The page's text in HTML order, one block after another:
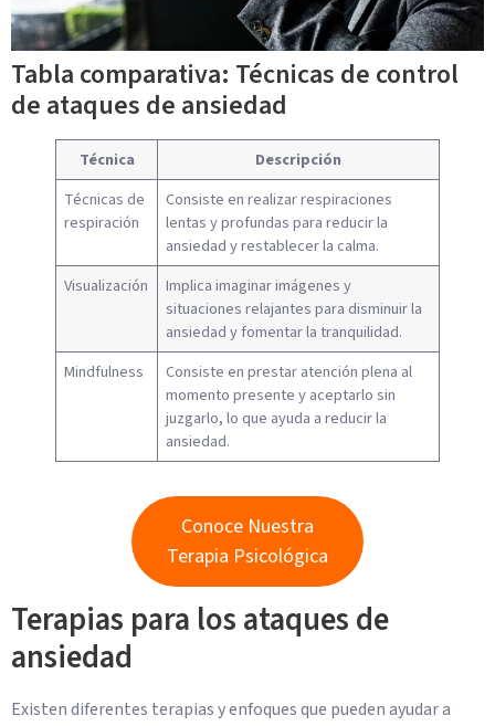
Tabla comparativa: Técnicas de control
de ataques de ansiedad
Técnica
Descripción
Técnicas de
respiración
Consiste en realizar respiraciones
lentas y profundas para reducir la
ansiedad y restablecer la calma.
Visualización
Implica imaginar imágenes y
situaciones relajantes para disminuir la
ansiedad y fomentar la tranquilidad.
Mindfulness
Consiste en prestar atención plena al
momento presente y aceptarlo sin
juzgarlo, lo que ayuda a reducir la
ansiedad.
Conoce Nuestra
Terapia Psicológica
Terapias para los ataques de
ansiedad
Existen diferentes terapias y enfoques que pueden ayudar a